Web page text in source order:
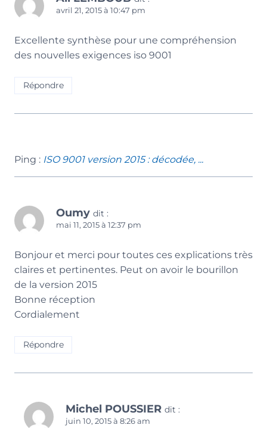
avril 21, 2015 à 10:47 pm
Excellente synthèse pour une compréhension
des nouvelles exigences iso 9001
Répondre
Ping : ISO 9001 version 2015 : décodée, ...
Oumy dit :
mai 11, 2015 à 12:37 pm
Bonjour et merci pour toutes ces explications très
claires et pertinentes. Peut on avoir le bourillon
de la version 2015
Bonne réception
Cordialement
Répondre
Michel POUSSIER dit :
juin 10, 2015 à 8:26 am